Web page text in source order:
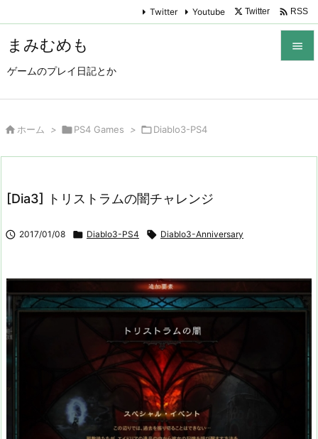
まみむめも
ゲームのプレイ日記とか

Twitter Youtube Twitter  RSS
 ホーム > PS4 Games > Diablo3-PS4
[Dia3] トリストラムの闇チャレンジ
 2017/01/08  Diablo3-PS4  Diablo3-Anniversary